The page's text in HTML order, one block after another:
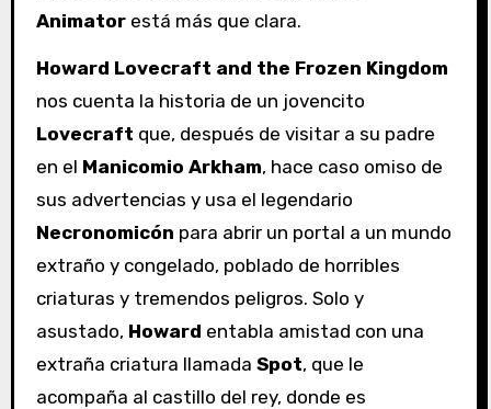
Animatorestá más que clara.
Howard Lovecraft and the Frozen Kingdom
nos cuenta la historia de un jovencito
Lovecraft que, después de visitar a su padre
en el Manicomio Arkham, hace caso omiso de
sus advertencias y usa el legendario
Necronomicón para abrir un portal a un mundo
extraño y congelado, poblado de horribles
criaturas y tremendos peligros. Solo y
asustado, Howard entabla amistad con una
extraña criatura llamada Spot, que le
acompaña al castillo del rey, donde es